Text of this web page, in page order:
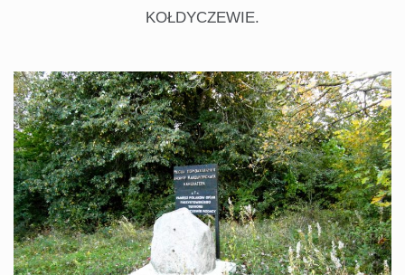
KOŁDYCZEWIE.